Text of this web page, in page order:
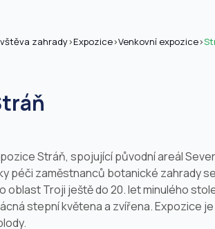
zahrady>Expozice>Venkovní expozice>
Stráň, spojující původní areál
péči zaměstnanců botanické zahrady
oblast Troji ještě do 20. let minulého
stepní květena a zvířena. Expozice